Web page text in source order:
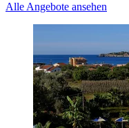
Alle Angebote ansehen